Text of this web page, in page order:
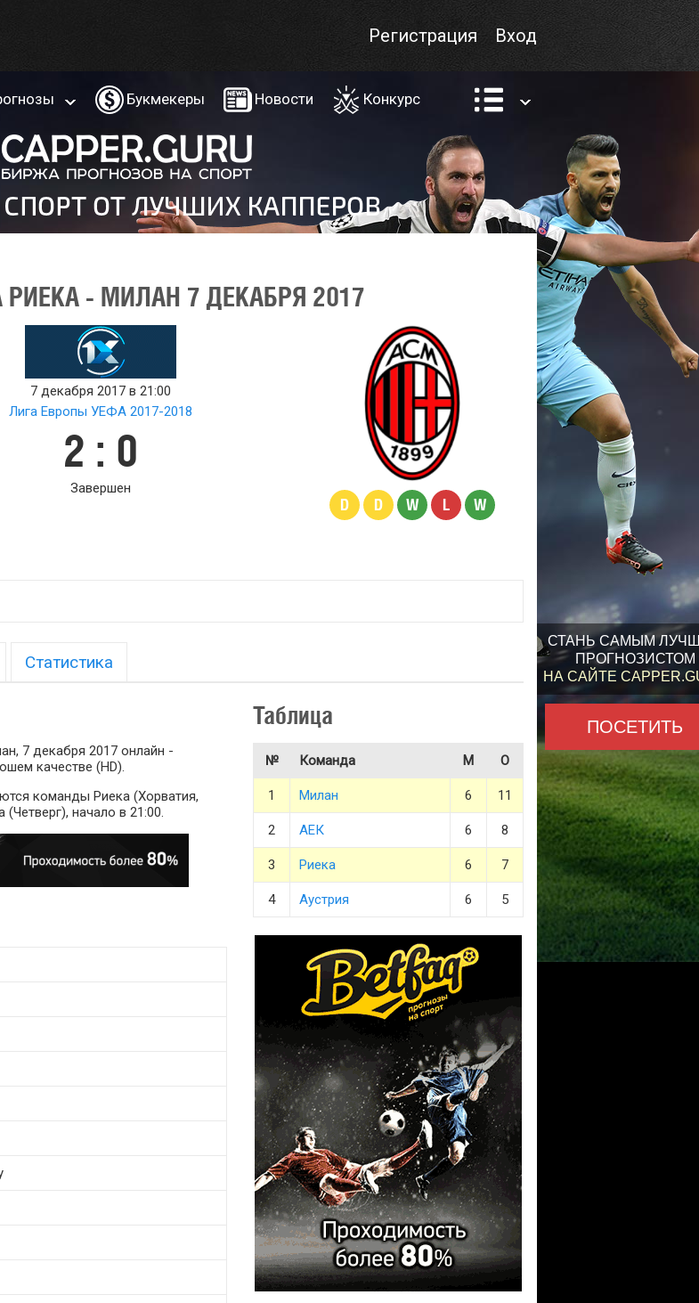
СТАНЬ САМЫМ
ПРОГНОЗИСТОМ
НА САЙТЕ
ПОСЕТИТЬ
Вход
Регистрация
Букмекеры Новости Конкурс
- МИЛАН 7 ДЕКАБРЯ 2017
7 декабря 2017 в 21:00
Лига Европы УЕФА 2017-2018
2 : 0
Завершен
D D W L W
Статистика
7 декабря 2017 онлайн -
качестве (HD).
команды Риека (Хорватия,
начало в 21:00.
Таблица
№ Команда М О
1 Милан 6 11
2 АЕК 6 8
3 Риека 6 7
4 Аустрия 6 5